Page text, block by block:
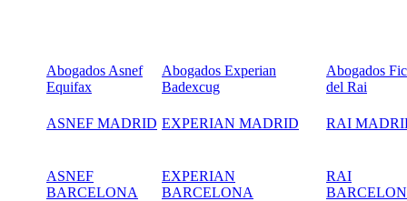
Abogados Asnef
Equifax
Abogados Experian
Badexcug
Abogados
del Rai
ASNEF MADRID EXPERIAN MADRID RAI
ASNEF
BARCELONA
EXPERIAN
BARCELONA
RAI